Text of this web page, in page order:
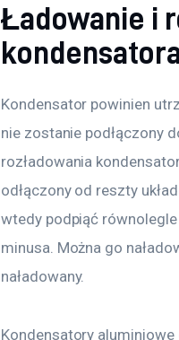
Ładowanie i
Kondensator powinien
nie zostanie podłączony
rozładowania
odłączony od reszty
wtedy podpiąć
minusa. Można go
naładowany.
Kondensatory